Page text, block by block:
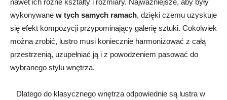
wykonywane w tych samych ramach, dzięki czemu uzyskuje
się efekt kompozycji przypominający galerię sztuki. Cokolwiek
można zrobić, lustro musi koniecznie harmonizować z całą
przestrzenią, uzupełniać ją i z powodzeniem pasować do
wybranego stylu wnętrza.
Dlatego do klasycznego wnętrza odpowiednie są lustra w